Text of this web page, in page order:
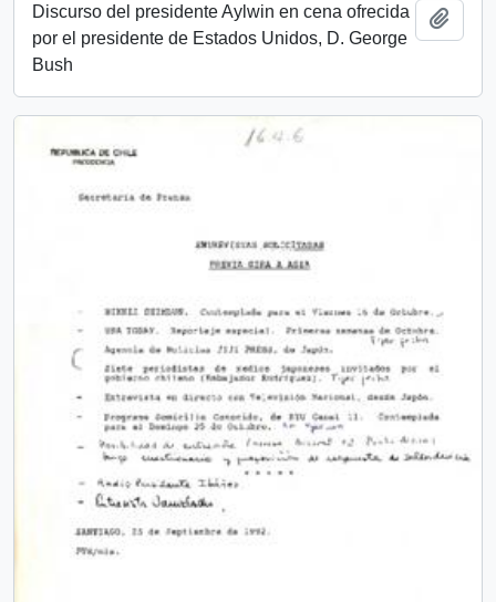
Discurso del presidente Aylwin en cena ofrecida
por el presidente de Estados Unidos, D. George
Bush